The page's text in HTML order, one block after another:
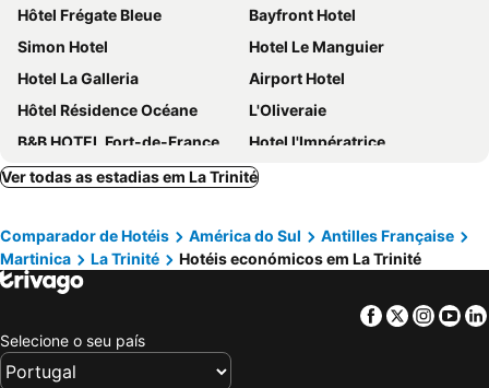
Hôtel Frégate Bleue
Bayfront Hotel
Simon Hotel
Hotel Le Manguier
Hotel La Galleria
Airport Hotel
Hôtel Résidence Océane
L'Oliveraie
B&B HOTEL Fort-de-France
Hotel l'Impératrice
Ver todas as estadias em La Trinité
Comparador de Hotéis América do Sul
Antilles Française
Martinica
La Trinité Hotéis económicos em La Trinité
Facebook
Twitter
Selecione o seu país